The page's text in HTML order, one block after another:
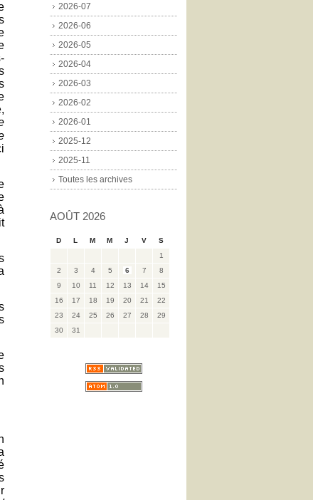
2026-07
2026-06
2026-05
2026-04
2026-03
2026-02
2026-01
2025-12
2025-11
Toutes les archives
AOÛT 2026
D L M M J V
S
1
2
3 4 5 6 7
8
9
10 11 12 13 14
15
16
17 18 19 20 21
22
23
24 25 26 27 28
29
30
31